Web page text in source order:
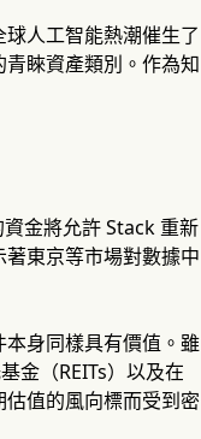
人工智能熱潮催生了
睞資產類別。作為知
金將允許 Stack 重新
東京等市場對數據中
身同樣具有價值。雖
金（REITs）以及在
值的風向標而受到密